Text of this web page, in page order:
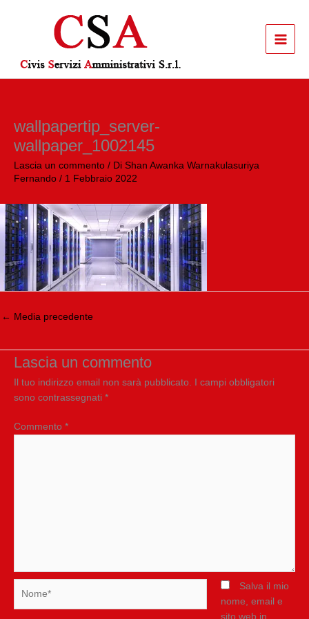
wallpapertip_server-
wallpaper_1002145
Lascia un commento / Di Shan Awanka Warnakulasuriya
Fernando / 1 Febbraio 2022
← Media precedente
Lascia un commento
Il tuo indirizzo email non sarà pubblicato.
I campi obbligatori
sono contrassegnati *
Commento *
Salva il mio
nome, email e
sito web in